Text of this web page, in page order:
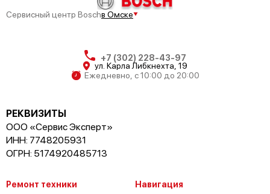
Сервисный центр Boschв Омске
+7 (302) 228-43-97
ул. Карла Либкнехта, 19
Ежедневно, с 10:00 до 20:00
РЕКВИЗИТЫ
ООО «Сервис Эксперт»
ИНН: 7748205931
ОГРН: 5174920485713
Ремонт техники
Навигация